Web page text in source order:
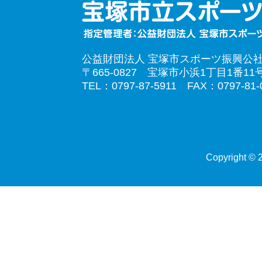
公益財団法人 宝塚市スポーツ振興公
〒665-0827 宝塚市小浜1丁目1番11
TEL：0797-87-5911 FAX：0797-81-
Copyright ©